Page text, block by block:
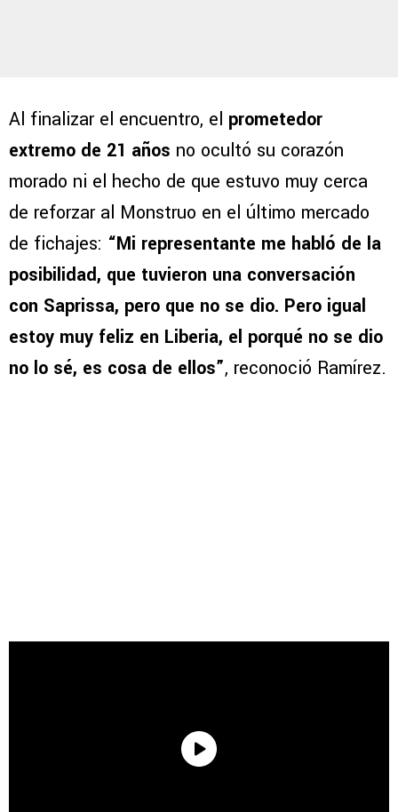
Al finalizar el encuentro, el prometedor
extremo de 21 años no ocultó su corazón
morado ni el hecho de que estuvo muy cerca
de reforzar al Monstruo en el último mercado
de fichajes: “Mi representante me habló de la
posibilidad, que tuvieron una conversación
con Saprissa, pero que no se dio. Pero igual
estoy muy feliz en Liberia, el porqué no se dio
no lo sé, es cosa de ellos”, reconoció Ramírez.